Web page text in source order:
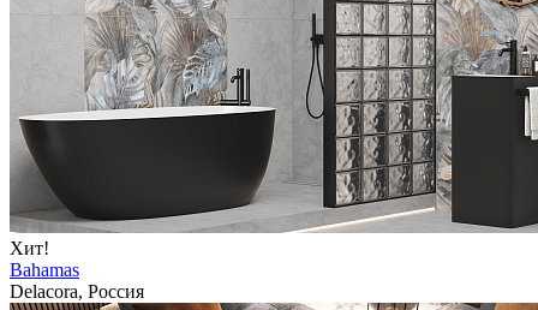
Хит!
Bahamas
Delacora, Россия